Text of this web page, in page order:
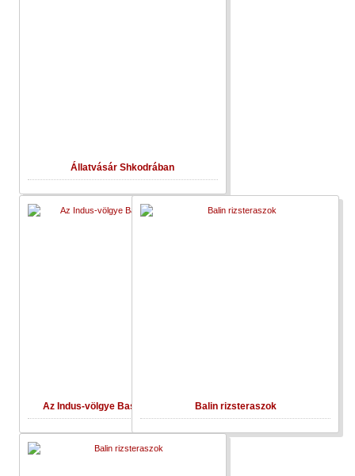
Állatvásár Shkodrában
Az Indus-völgye Basgonál (Ladakh)Balin rizsteraszok